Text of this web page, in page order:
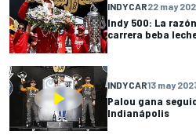
INDYCAR22 may
Indy 500: La
carrera beba
INDYCAR13 may
Palou gana
Indianápolis